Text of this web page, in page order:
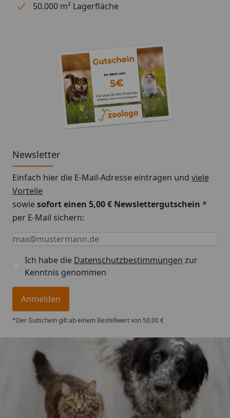
50.000 m² Lagerfläche
Newsletter
Einfach hier die E-Mail-Adresse eintragen und viele
Vorteile
sowiesofort einen 5,00 € Newslettergutschein *
per E-Mail sichern:
Keine Eingabe erforderlich
Eingabe erforderlich
E-Mail *
Ich habe die Datenschutzbestimmungen zur
Kenntnis genommen
Anmelden
*Der Gutschein gilt ab einem Bestellwert von 50,00 €
Trusted Shops
4,74/ 5